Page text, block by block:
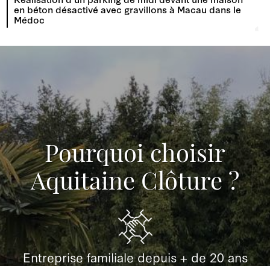
en béton désactivé avec gravillons à Macau dans le
Médoc
Pourquoi choisir
Aquitaine Clôture ?
Entreprise familiale depuis + de 20 ans